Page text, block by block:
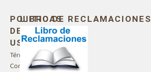
POLITICAS
DE
USO
Términos y
Condiciones
LIBRO DE RECLAMACIONES